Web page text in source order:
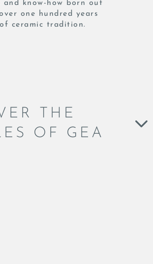
and know-how born out
one hundred years
of ceramic tradition.
THE
OF GEA